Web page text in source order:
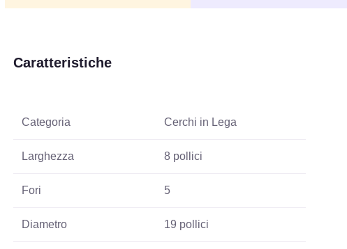
Caratteristiche
Categoria Cerchi in Lega
Larghezza 8 pollici
Fori 5
Diametro 19 pollici